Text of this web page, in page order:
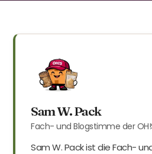
Sam W. Pack
Fach- und Blogstimme der
Sam W. Pack ist die Fach-